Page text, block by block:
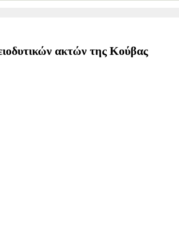
ακτών της Κούβας